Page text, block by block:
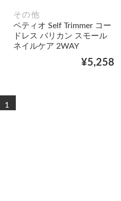
その他
ペティオ Self Trimmer コー
ドレス バリカン スモール
ネイルケア 2WAY
¥5,258
1